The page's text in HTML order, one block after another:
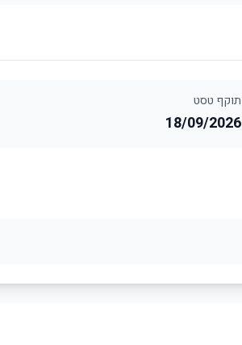
תוקף טסט
18/09/2026